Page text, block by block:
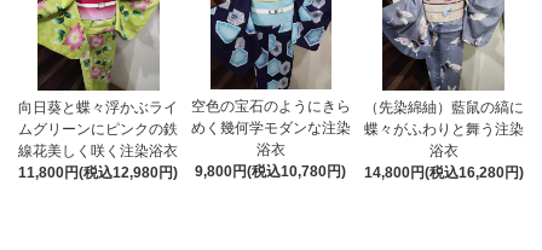
向日葵と蝶々浮かぶライ
ムグリーンにピンクの鉄
線花美しく咲く注染浴衣
11,800円(税込12,980円)
空色の宝石のようにきら
めく幾何学モダンな注染
浴衣
9,800円(税込10,780円)
（先染綿紬）藍鼠の縞に
蝶々がふわりと舞う注染
浴衣
14,800円(税込16,280円)